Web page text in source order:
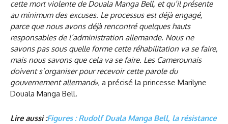
cette mort violente de Douala Manga Bell, et qu’il présente
au minimum des excuses. Le processus est déjà engagé,
parce que nous avons déjà rencontré quelques hauts
responsables de l’administration allemande. Nous ne
savons pas sous quelle forme cette réhabilitation va se faire,
mais nous savons que cela va se faire. Les Camerounais
doivent s’organiser pour recevoir cette parole du
gouvernement allemand», a précisé la princesse Marilyne
Douala Manga Bell.
Lire aussi :Figures : Rudolf Duala Manga Bell, la résistance